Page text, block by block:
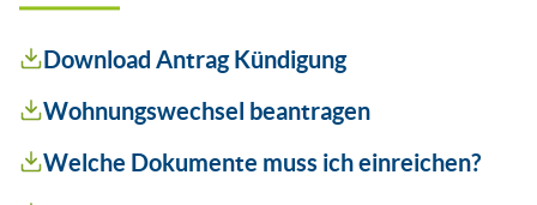
Download Antrag Kündigung
Wohnungswechsel beantragen
Welche Dokumente muss ich einreichen?